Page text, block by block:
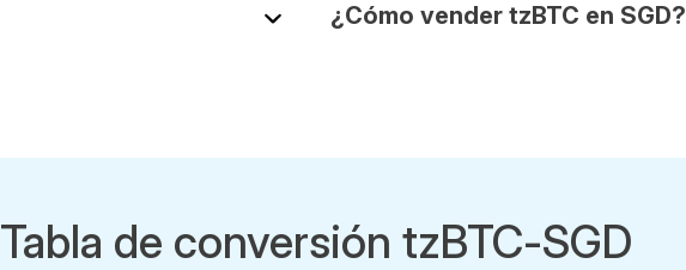
¿Cómo vender tzBTC en SGD?
Tabla de conversión tzBTC-SGD